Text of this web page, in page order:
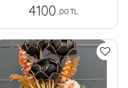
4100 ,00 TL